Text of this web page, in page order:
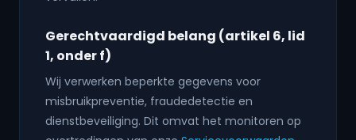
Gerechtvaardigd belang (artikel 6, lid
1, onder f)
Wij verwerken beperkte gegevens voor
misbruikpreventie, fraudedetectie en
dienstbeveiliging. Dit omvat het monitoren op